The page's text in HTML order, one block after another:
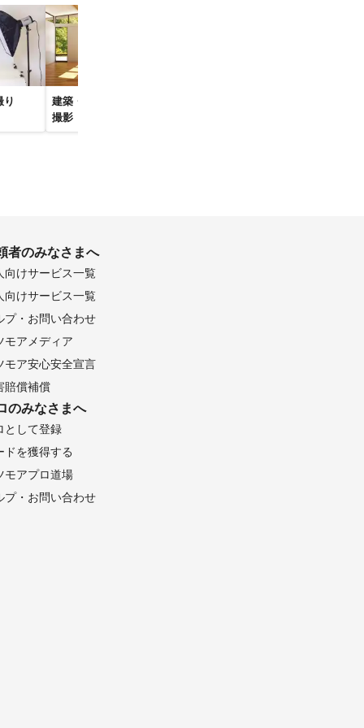
厚木市
り
建築・物件・竣工写真
撮影
者のみなさまへ
向けサービス一覧
向けサービス一覧
プ・お問い合わせ
モアメディア
モア安心安全宣言
賠償補償
のみなさまへ
として登録
ドを獲得する
モアプロ道場
プ・お問い合わせ